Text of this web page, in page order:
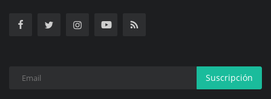
Suscripción